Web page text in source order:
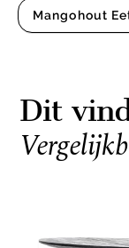
Mangohout
Dit